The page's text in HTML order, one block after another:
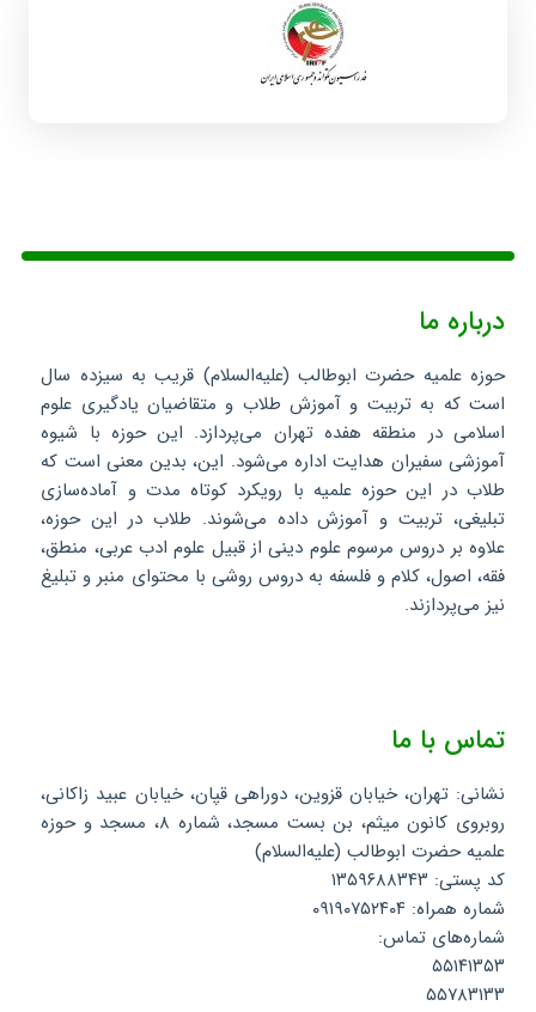
درباره ما
حوزه علمیه حضرت ابوطالب (علیه‌السلام) قریب به سیزده سال
است که به تربیت و آموزش طلاب و متقاضیان یادگیری علوم
اسلامی در منطقه هفده تهران می‌پردازد. این حوزه با شیوه
آموزشی سفیران هدایت اداره می‌شود. این، بدین معنی است که
طلاب در این حوزه علمیه با رویکرد کوتاه مدت و آماده‌سازی
تبلیغی، تربیت و آموزش داده می‌شوند. طلاب در این حوزه،
علاوه بر دروس مرسوم علوم دینی از قبیل علوم ادب عربی، منطق،
فقه، اصول، کلام و فلسفه به دروس روشی با محتوای منبر و تبلیغ
نیز می‌پردازند.
تماس با ما
نشانی: تهران، خیابان قزوین، دوراهی قپان، خیابان عبید زاکانی،
روبروی کانون میثم، بن بست مسجد، شماره ۸، مسجد و حوزه
علمیه حضرت ابوطالب (علیه‌السلام)
کد پستی: ۱۳۵۹۶۸۸۳۴۳
شماره همراه: ۰۹۱۹۰۷۵۲۴۰۴
شماره‌های تماس:
۵۵۱۴۱۳۵۳
۵۵۷۸۳۱۳۳